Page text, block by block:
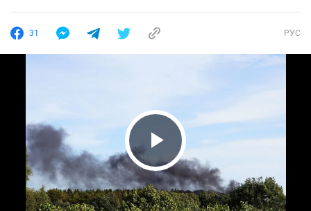
31 РУС
Play Video